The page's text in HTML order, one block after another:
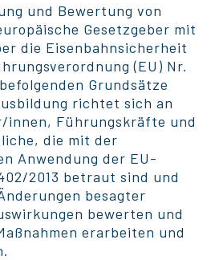
und Bewertung von
Gesetzgeber mit
die Eisenbahnsicherheit
(EU) Nr.
Grundsätze
richtet sich an
innen, Führungskräfte und
die mit der
Anwendung der EU-
2013 betraut sind und
besagter
bewerten und
erarbeiten und